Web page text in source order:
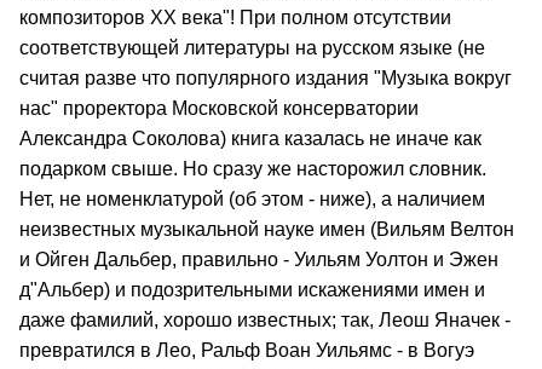
композиторов ХХ века"! При полном отсутствии
соответствующей литературы на русском языке (не
считая разве что популярного издания "Музыка вокруг
нас" проректора Московской консерватории
Александра Соколова) книга казалась не иначе как
подарком свыше. Но сразу же насторожил словник.
Нет, не номенклатурой (об этом - ниже), а наличием
неизвестных музыкальной науке имен (Вильям Велтон
и Ойген Дальбер, правильно - Уильям Уолтон и Эжен
д"Альбер) и подозрительными искажениями имен и
даже фамилий, хорошо известных; так, Леош Яначек -
превратился в Лео, Ральф Воан Уильямс - в Вогуэ